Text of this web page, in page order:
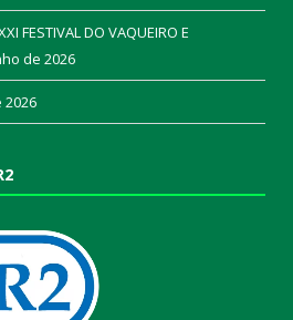
FESTIVAL DO VAQUEIRO E
de 2026
2026